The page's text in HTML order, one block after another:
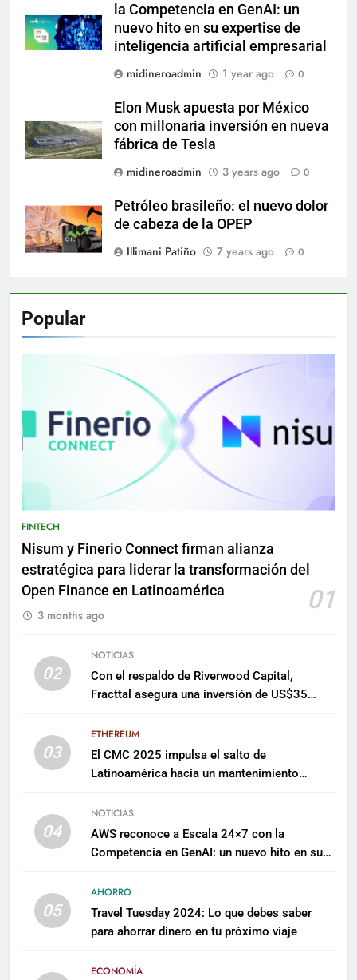
la Competencia en GenAI: un
nuevo hito en su expertise de
inteligencia artificial empresarial
midineroadmin
1 year ago 0
Elon Musk apuesta por México
con millonaria inversión en nueva
fábrica de Tesla
midineroadmin
3 years ago 0
Petróleo brasileño: el nuevo dolor
de cabeza de la OPEP
Illimani Patiño
7 years ago 0
Popular
FINTECH
Nisum y Finerio Connect firman alianza
estratégica para liderar la transformación del
Open Finance en Latinoamérica
01
3 months ago
02
NOTICIAS
Con el respaldo de Riverwood Capital,
Fracttal asegura una inversión de US$35
03
ETHEREUM
El CMC 2025 impulsa el salto de
Latinoamérica hacia un mantenimiento
04
NOTICIAS
AWS reconoce a Escala 24×7 con la
Competencia en GenAI: un nuevo hito en su
05
AHORRO
Travel Tuesday 2024: Lo que debes saber
para ahorrar dinero en tu próximo viaje
ECONOMÍA